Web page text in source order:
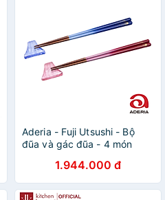
Aderia - Fuji Utsushi - Bộ
đũa và gác đũa - 4 món
1.944.000 đ